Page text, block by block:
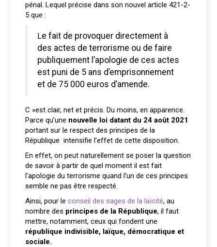
pénal. Lequel précise dans son nouvel article 421-2-
5 que :
Le fait de provoquer directement à
des actes de terrorisme ou de faire
publiquement l’apologie de ces actes
est puni de 5 ans d’emprisonnement
et de 75 000 euros d’amende.
C »est clair, net et précis. Du moins, en apparence.
Parce qu’une nouvelle loi datant du 24 août 2021
portant sur le respect des principes de la
République intensifie l’effet de cette disposition.
En effet, on peut naturellement se poser la question
de savoir à partir de quel moment il est fait
l’apologie du terrorisme quand l’un de ces principes
semble ne pas être respecté.
Ainsi, pour le conseil des sages de la laïcité, au
nombre des principes de la République, il faut
mettre, notamment, ceux qui fondent une
république indivisible, laïque, démocratique et
sociale.